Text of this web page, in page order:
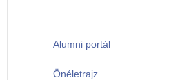
Alumni portál
Önéletrajz